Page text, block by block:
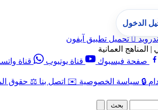
 تحميل تطبيق آيفون
| المناهج العمانية
صفحة فيسبوك قناة يوتيوب
قناة
🔒 سياسة الخصوصية ✉️ اتصل بنا ⚖️ حقوق
الدخول
بحث